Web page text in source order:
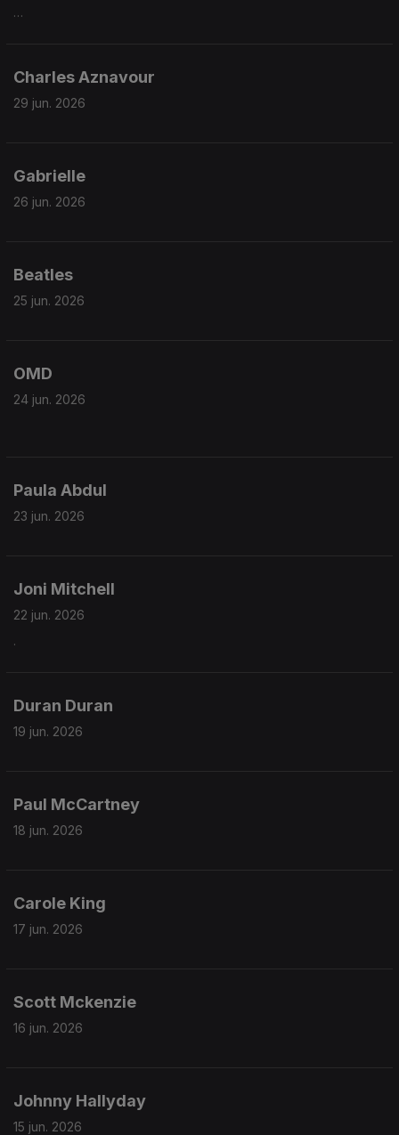
Charles Aznavour
29 jun. 2026
Gabrielle
26 jun. 2026
Beatles
25 jun. 2026
OMD
24 jun. 2026
Paula Abdul
23 jun. 2026
Joni Mitchell
22 jun. 2026
.
Duran Duran
19 jun. 2026
Paul McCartney
18 jun. 2026
Carole King
17 jun. 2026
Scott Mckenzie
16 jun. 2026
Johnny Hallyday
15 jun. 2026